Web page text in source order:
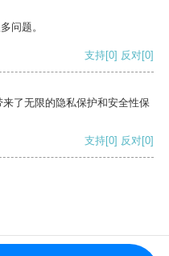
问题。
支持[0] 反对[0]
了无限的隐私保护和安全性保
支持[0] 反对[0]